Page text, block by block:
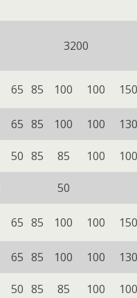
3200
65 85 100 100 150
65 85 100 100 130
50 85 85 100 100
50
65 85 100 100 150
65 85 100 100 130
50 85 85 100 100